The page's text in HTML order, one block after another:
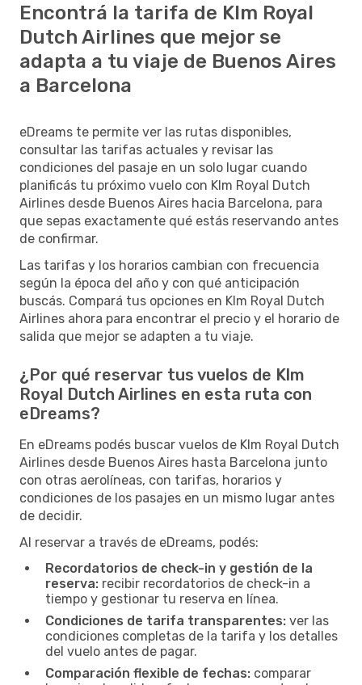
Encontrá la tarifa de Klm Royal
Dutch Airlines que mejor se
adapta a tu viaje de Buenos Aires
a Barcelona
eDreams te permite ver las rutas disponibles,
consultar las tarifas actuales y revisar las
condiciones del pasaje en un solo lugar cuando
planificás tu próximo vuelo con Klm Royal Dutch
Airlines desde Buenos Aires hacia Barcelona, para
que sepas exactamente qué estás reservando antes
de confirmar.
Las tarifas y los horarios cambian con frecuencia
según la época del año y con qué anticipación
buscás. Compará tus opciones en Klm Royal Dutch
Airlines ahora para encontrar el precio y el horario de
salida que mejor se adapten a tu viaje.
¿Por qué reservar tus vuelos de Klm
Royal Dutch Airlines en esta ruta con
eDreams?
En eDreams podés buscar vuelos de Klm Royal Dutch
Airlines desde Buenos Aires hasta Barcelona junto
con otras aerolíneas, con tarifas, horarios y
condiciones de los pasajes en un mismo lugar antes
de decidir.
Al reservar a través de eDreams, podés:
Recordatorios de check-in y gestión de la
reserva: recibir recordatorios de check-in a
tiempo y gestionar tu reserva en línea.
Condiciones de tarifa transparentes: ver las
condiciones completas de la tarifa y los detalles
del vuelo antes de pagar.
Comparación flexible de fechas: comparar